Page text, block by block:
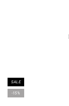
SALE
-15%